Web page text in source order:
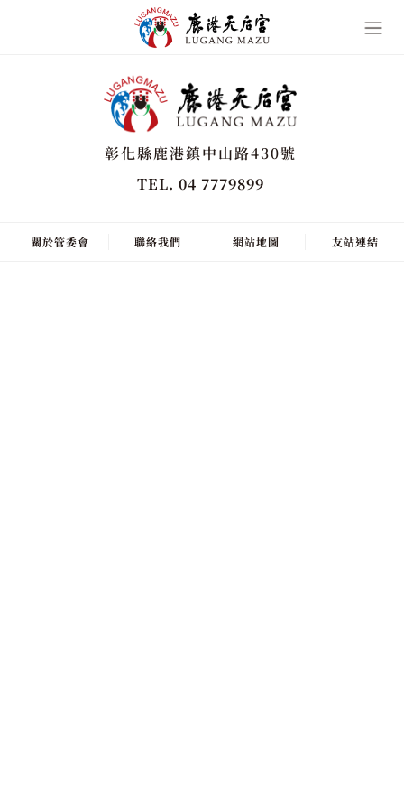
彰化縣鹿港鎮中山路430號
TEL. 04 7779899
關於管委會 聯絡我們 網站地圖 友站連結